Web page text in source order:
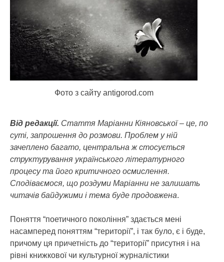
Фото з сайту antigorod.com
Від редакції. Стаття Маріанни Кіяновської – це, по
суті, запрошення до розмови. Проблем у ній
зачеплено багато, центральна ж стосується
структурування українського літературного
процесу та його критичного осмислення.
Сподіваємося, що роздуми Маріанни не залишать
читачів байдужими і тема буде продовжена.
Поняття “поетичного покоління” здається мені
насамперед поняттям “території”, і так було, є і буде,
причому ця причетність до “території” присутня і на
рівні книжкової чи культурної журналістики